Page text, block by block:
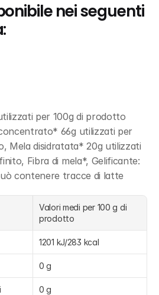
nei seguenti
per 100g di prodotto
66g utilizzati per
Mela disidratata* 20g utilizzati
Fibra di mela*, Gelificante:
contenere tracce di latte
Valori medi per 100 g di
prodotto
1201 kJ/283 kcal
0 g
0 g